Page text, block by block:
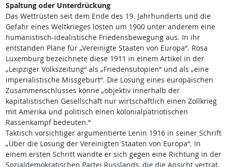
Spaltung oder Unterdrückung
Das Wettrüsten seit dem Ende des 19. Jahrhunderts und die
Gefahr eines Weltkrieges lösten um 1900 unter anderem eine
humanistisch-idealistische Friedensbewegung aus. In ihr
entstanden Pläne für „Vereinigte Staaten von Europa“. Rosa
Luxemburg bezeichnete diese 1911 in einem Artikel in der
„Leipziger Volkszeitung“ als „Friedensutopien“ und als „eine
imperialistische Missgeburt“. Die Losung eines europäischen
Zusammenschlusses könne „objektiv innerhalb der
kapitalistischen Gesellschaft nur wirtschaftlich einen Zollkrieg
mit Amerika und politisch einen kolonialpatriotischen
Rassenkampf bedeuten.“
Taktisch vorsichtiger argumentierte Lenin 1916 in seiner Schrift
„Über die Losung der Vereinigten Staaten von Europa“. In
einem ersten Schritt wandte er sich gegen eine Richtung in der
Sozialdemokratischen Partei Russlands, die die Ansicht vertrat,